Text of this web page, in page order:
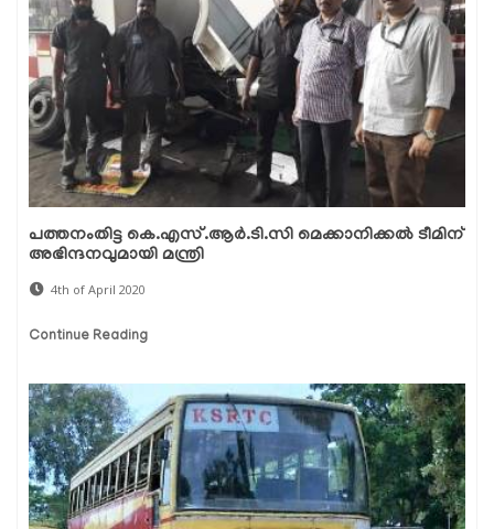
പത്തനംതിട്ട കെ.എസ്.ആര്‍.ടി.സി മെക്കാനിക്കല്‍ ടീമിന്
അഭിന്ദനവുമായി മന്ത്രി
4th of April 2020
Continue Reading